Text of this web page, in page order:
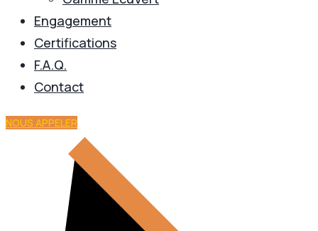
Engagement
Certifications
F.A.Q.
Contact
NOUS APPELER